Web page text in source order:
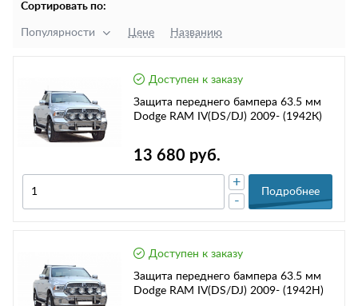
Сортировать по:
Популярности Цене Названию
Доступен к заказу
Защита переднего бампера 63.5 мм
Dodge RAM IV(DS/DJ) 2009- (1942К)
13 680 руб.
-
+
Подробнее
Доступен к заказу
Защита переднего бампера 63.5 мм
Dodge RAM IV(DS/DJ) 2009- (1942Н)